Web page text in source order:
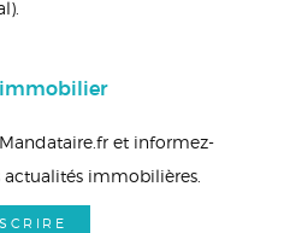
immobilier
et informez-
actualités immobilières.